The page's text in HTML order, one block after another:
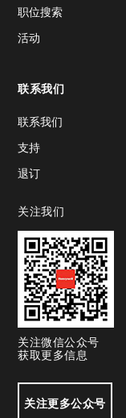
职位搜索
活动
联系我们
联系我们
支持
退订
关注我们
关注微信公众号
获取更多信息
关注更多公众号